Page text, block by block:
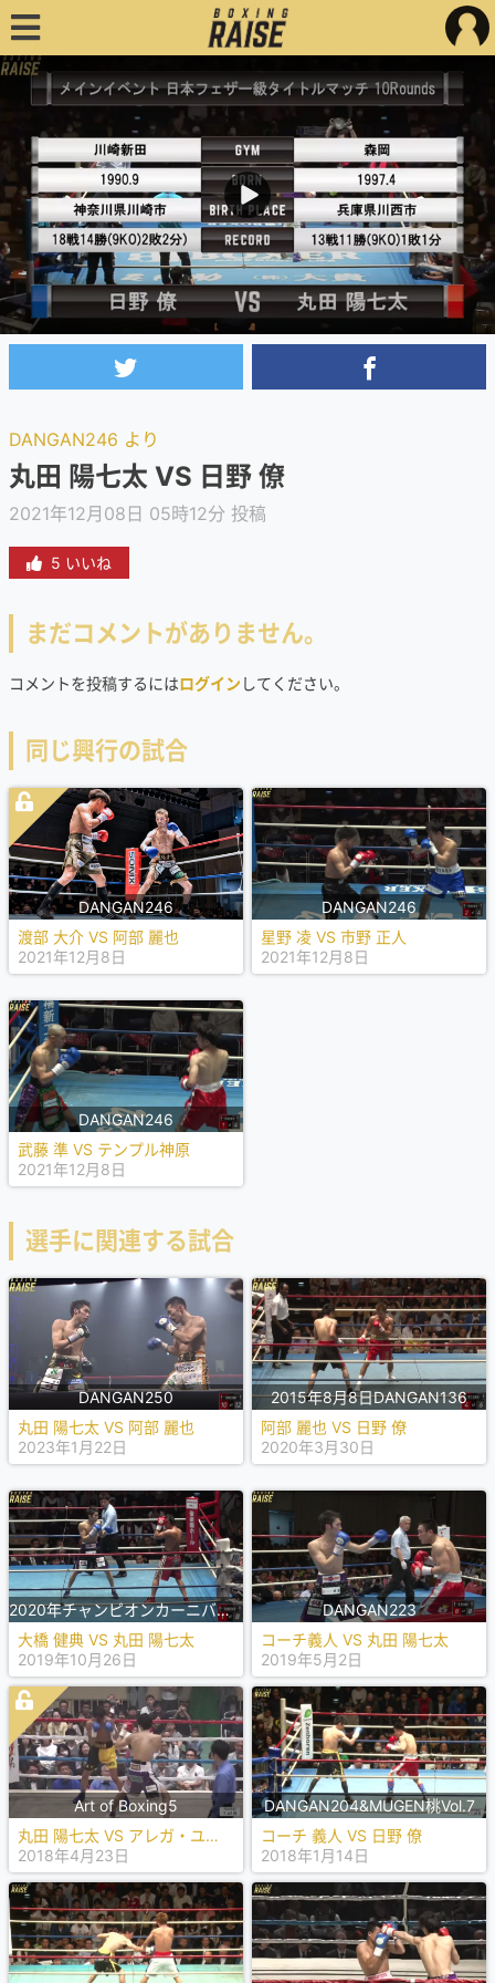
DANGAN246 より
丸田 陽七太 VS 日野 僚
2021年12月08日 05時12分 投稿
5 いいね
まだコメントがありません。
コメントを投稿するにはログイン してください。
同じ興行の試合
DANGAN246
渡部 大介 VS 阿部 麗也
2021年12月8日
DANGAN246
星野 凌 VS 市野 正人
2021年12月8日
DANGAN246
武藤 準 VS テンプル神原
2021年12月8日
選手に関連する試合
DANGAN250
丸田 陽七太 VS 阿部 麗也
2023年1月22日
2015年8月8日DANGAN136
阿部 麗也 VS 日野 僚
2020年3月30日
2020年チャンピオンカーニバル最強挑戦者決定戦
大橋 健典 VS 丸田 陽七太
2019年10月26日
DANGAN223
コーチ義人 VS 丸田 陽七太
2019年5月2日
Art of Boxing5
丸田 陽七太 VS アレガ・ユニアン
2018年4月23日
DANGAN204&MUGEN桃Vol.7
コーチ 義人 VS 日野 僚
2018年1月14日